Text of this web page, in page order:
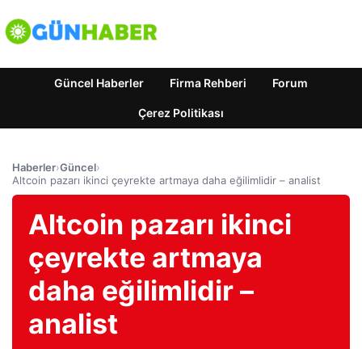
Güncel Haberler Firma Rehberi Forum
Çerez Politikası
Haberler›Güncel›
Altcoin pazarı ikinci çeyrekte artmaya daha eğilimlidir – analist
Altcoin pazarı ikinci
çeyrekte artmaya
daha eğilimlidir –
analist